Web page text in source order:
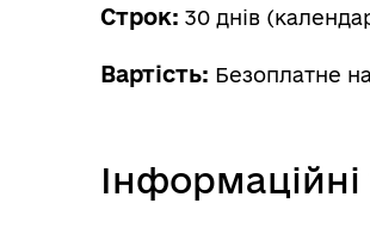
Строк: 30 днів
Вартість: Безоплатне